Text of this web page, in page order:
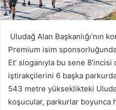
Uludağ Alan Başkanlığı’nın
Premium isim sponsorluğunda
Et’ sloganıyla bu sene
iştirakçilerini 6 başka
543 metre yükseklikteki
koşucular, parkurlar boyunca